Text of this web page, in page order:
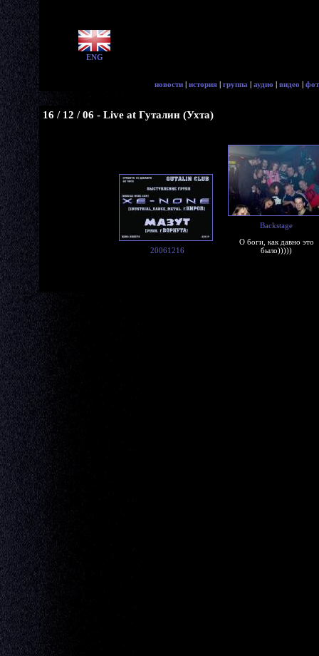
ENG
новости | история | группа | аудио | видео |
16 / 12 / 06 - Live at Гуталин (Ухта)
20061216
Backstage
О боги, как давно это
было)))))